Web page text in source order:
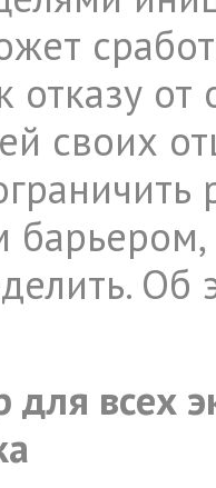
отказу
своих
Об
для всех